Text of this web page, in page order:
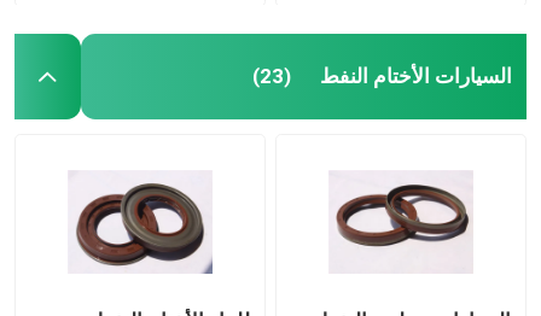
السيارات الأختام النفط (23)